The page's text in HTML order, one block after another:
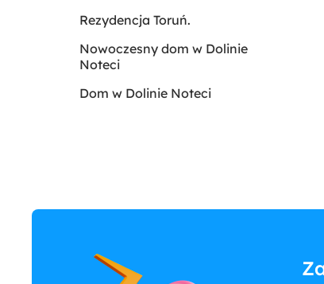
Rezydencja Toruń.
Nowoczesny dom w Dolinie
Noteci
Dom w Dolinie Noteci